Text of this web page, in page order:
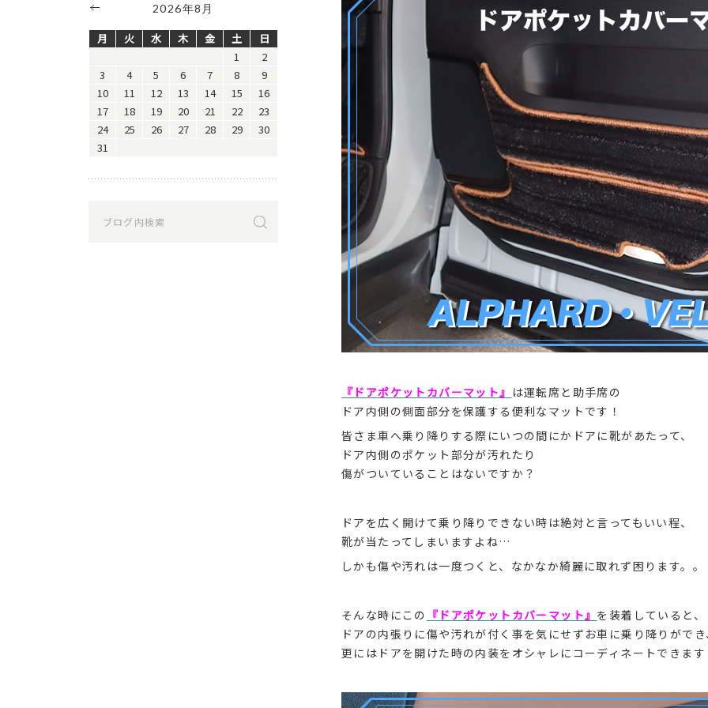
『ドアポケットカバーマット』 は運転席と助手席の
ドア内側の側面部分を保護する便利なマットです！
皆さま車へ乗り降りする際にいつの間にかドアに靴があたって、
ドア内側のポケット部分が汚れたり
傷がついていることはないですか？
ドアを広く開けて乗り降りできない時は絶対と言ってもいい程、
靴が当たってしまいますよね…
しかも傷や汚れは一度つくと、なかなか綺麗に取れず困ります。。
そんな時にこの 『ドアポケットカバーマット』 を装着していると、
ドアの内張りに傷や汚れが付く事を気にせずお車に乗り降りがで
更にはドアを開けた時の内装をオシャレにコーディネートできま
2026年8月
月 火 水 木 金 土
日
1
2
3
4 5 6 7 8
9
10
11 12 13 14 15
16
17
18 19 20 21 22
23
24
25 26 27 28 29
30
31